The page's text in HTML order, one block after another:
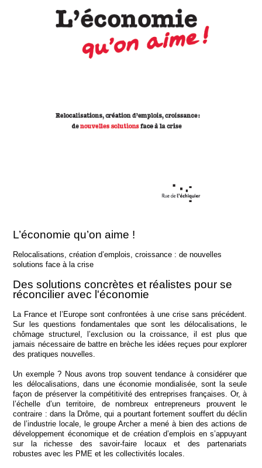
L’économie qu’on aime !
Relocalisations, création d’emplois, croissance : de nouvelles
solutions face à la crise
Des solutions concrètes et réalistes pour se
réconcilier avec l'économie
La France et l’Europe sont confrontées à une crise sans précédent.
Sur les questions fondamentales que sont les délocalisations, le
chômage structurel, l’exclusion ou la croissance, il est plus que
jamais nécessaire de battre en brèche les idées reçues pour explorer
des pratiques nouvelles.
Un exemple ? Nous avons trop souvent tendance à considérer que
les délocalisations, dans une économie mondialisée, sont la seule
façon de préserver la compétitivité des entreprises françaises. Or, à
l’échelle d’un territoire, de nombreux entrepreneurs prouvent le
contraire : dans la Drôme, qui a pourtant fortement souffert du déclin
de l’industrie locale, le groupe Archer a mené à bien des actions de
développement économique et de création d’emplois en s’appuyant
sur la richesse des savoir-faire locaux et des partenariats
robustes avec les PME et les collectivités locales.